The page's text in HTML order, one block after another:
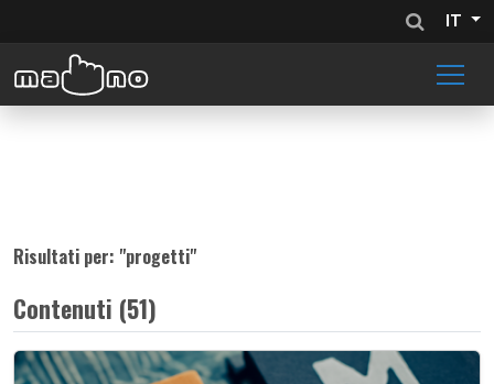
IT
Risultati per: "progetti"
Contenuti (51)